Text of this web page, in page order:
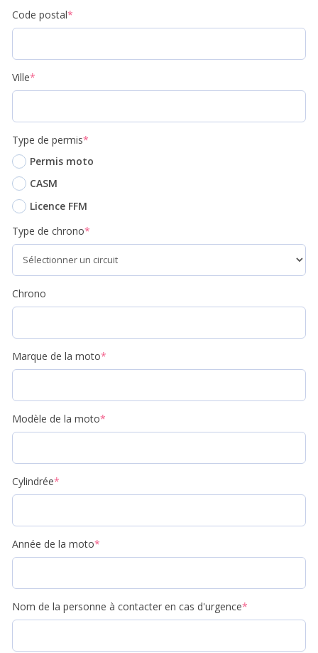
Code postal*
Ville*
Type de permis*
Permis moto
CASM
Licence FFM
Type de chrono*
Chrono
Marque de la moto*
Modèle de la moto*
Cylindrée*
Année de la moto*
Nom de la personne à contacter en cas d'urgence*